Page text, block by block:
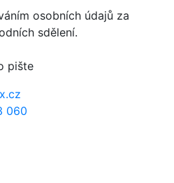
osobních údajů za
sdělení.
pište
060